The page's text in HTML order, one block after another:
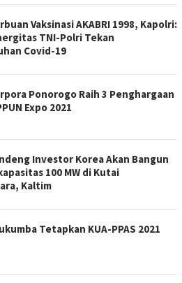
Vaksinasi AKABRI 1998, Kapolri:
TNI-Polri Tekan
Covid-19
Ponorogo Raih 3 Penghargaan
Expo 2021
Investor Korea Akan Bangun
100 MW di Kutai
Kaltim
Tetapkan KUA-PPAS 2021